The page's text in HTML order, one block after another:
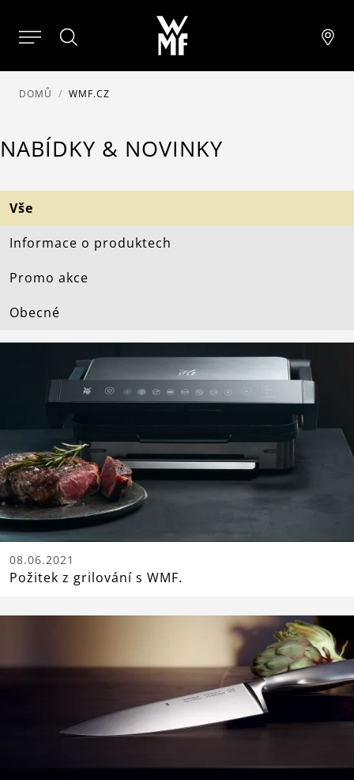
DOMŮ WMF.CZ
NABÍDKY & NOVINKY
Vše
Informace o produktech
Promo akce
Obecné
08.06.2021
Požitek z grilování s WMF.